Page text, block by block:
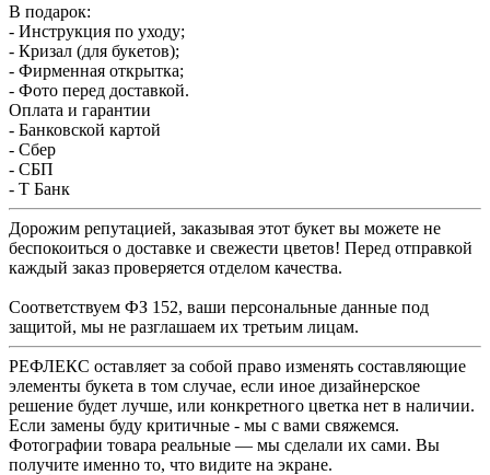
В подарок:
- Инструкция по уходу;
- Кризал (для букетов);
- Фирменная открытка;
- Фото перед доставкой.
Оплата и гарантии
- Банковской картой
- Сбер
- СБП
- Т Банк
Дорожим репутацией, заказывая этот букет вы можете не
беспокоиться о доставке и свежести цветов! Перед отправкой
каждый заказ проверяется отделом качества.
Соответствуем ФЗ 152, ваши персональные данные под
защитой, мы не разглашаем их третьим лицам.
РЕФЛЕКС оставляет за собой право изменять составляющие
элементы букета в том случае, если иное дизайнерское
решение будет лучше, или конкретного цветка нет в наличии.
Если замены буду критичные - мы с вами свяжемся.
Фотографии товара реальные — мы сделали их сами. Вы
получите именно то, что видите на экране.